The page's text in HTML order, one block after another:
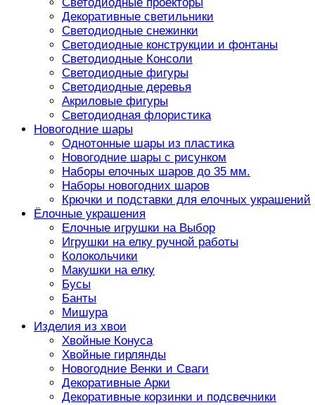
Декоративные светильники
Светодиодные снежинки
Светодиодные конструкции и фонтаны
Светодиодные Консоли
Светодиодные фигуры
Светодиодные деревья
Акриловые фигуры
Светодиодная флористика
Новогодние шары
Однотонные шары из пластика
Новогодние шары с рисунком
Наборы елочных шаров до 35 мм.
Наборы новогодних шаров
Крючки и подставки для елочных украшений
Ёлочные украшения
Елочные игрушки на Выбор
Игрушки на елку ручной работы
Колокольчики
Макушки на елку
Бусы
Банты
Мишура
Изделия из хвои
Хвойные Конуса
Хвойные гирлянды
Новогодние Венки и Сваги
Декоративные Арки
Декоративные корзинки и подсвечники